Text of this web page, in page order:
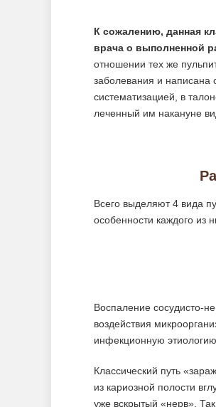
К сожалению, данная
врача о выполненной
отношении тех же
заболевания и написана
систематизацией, в
леченный им накануне
Всего выделяют 4 вида
особенности каждого из
Воспаление сосудисто-
воздействия
инфекционную этиологию
Классический путь
из кариозной полости
уже вскрытый «нерв».